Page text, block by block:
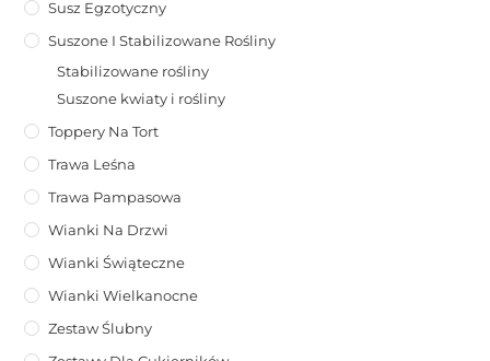
Susz Egzotyczny
Suszone I Stabilizowane Rośliny
Stabilizowane rośliny
Suszone kwiaty i rośliny
Toppery Na Tort
Trawa Leśna
Trawa Pampasowa
Wianki Na Drzwi
Wianki Świąteczne
Wianki Wielkanocne
Zestaw Ślubny